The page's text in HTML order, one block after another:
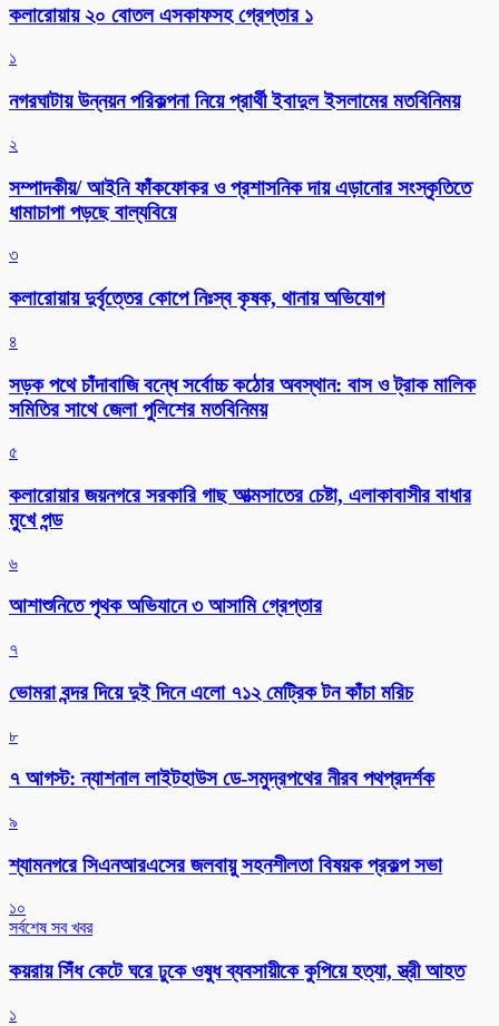
কলারোয়ায় ২০ বোতল এসকাফসহ গ্রেপ্তার ১
১
নগরঘাটায় উন্নয়ন পরিকল্পনা নিয়ে প্রার্থী ইবাদুল ইসলামের মতবিনিময়
২
সম্পাদকীয়/ আইনি ফাঁকফোকর ও প্রশাসনিক দায় এড়ানোর সংস্কৃতিতে
ধামাচাপা পড়ছে বাল্যবিয়ে
৩
কলারোয়ায় দুর্বৃত্তের কোপে নিঃস্ব কৃষক, থানায় অভিযোগ
৪
সড়ক পথে চাঁদাবাজি বন্ধে সর্বোচ্চ কঠোর অবস্থান: বাস ও ট্রাক মালিক
সমিতির সাথে জেলা পুলিশের মতবিনিময়
৫
কলারোয়ার জয়নগরে সরকারি গাছ আত্মসাতের চেষ্টা, এলাকাবাসীর বাধার
মুখে পন্ড
৬
আশাশুনিতে পৃথক অভিযানে ৩ আসামি গ্রেপ্তার
৭
ভোমরা বন্দর দিয়ে দুই দিনে এলো ৭১২ মেট্রিক টন কাঁচা মরিচ
৮
৭ আগস্ট: ন্যাশনাল লাইটহাউস ডে-সমুদ্রপথের নীরব পথপ্রদর্শক
৯
শ্যামনগরে সিএনআরএসের জলবায়ু সহনশীলতা বিষয়ক প্রকল্প সভা
১০
সর্বশেষ সব খবর
কয়রায় সিঁধ কেটে ঘরে ঢুকে ওষুধ ব্যবসায়ীকে কুপিয়ে হত্যা, স্ত্রী আহত
১